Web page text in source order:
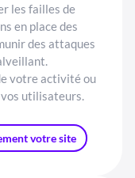
les failles de
en place des
des attaques
votre activité ou
utilisateurs.
votre site